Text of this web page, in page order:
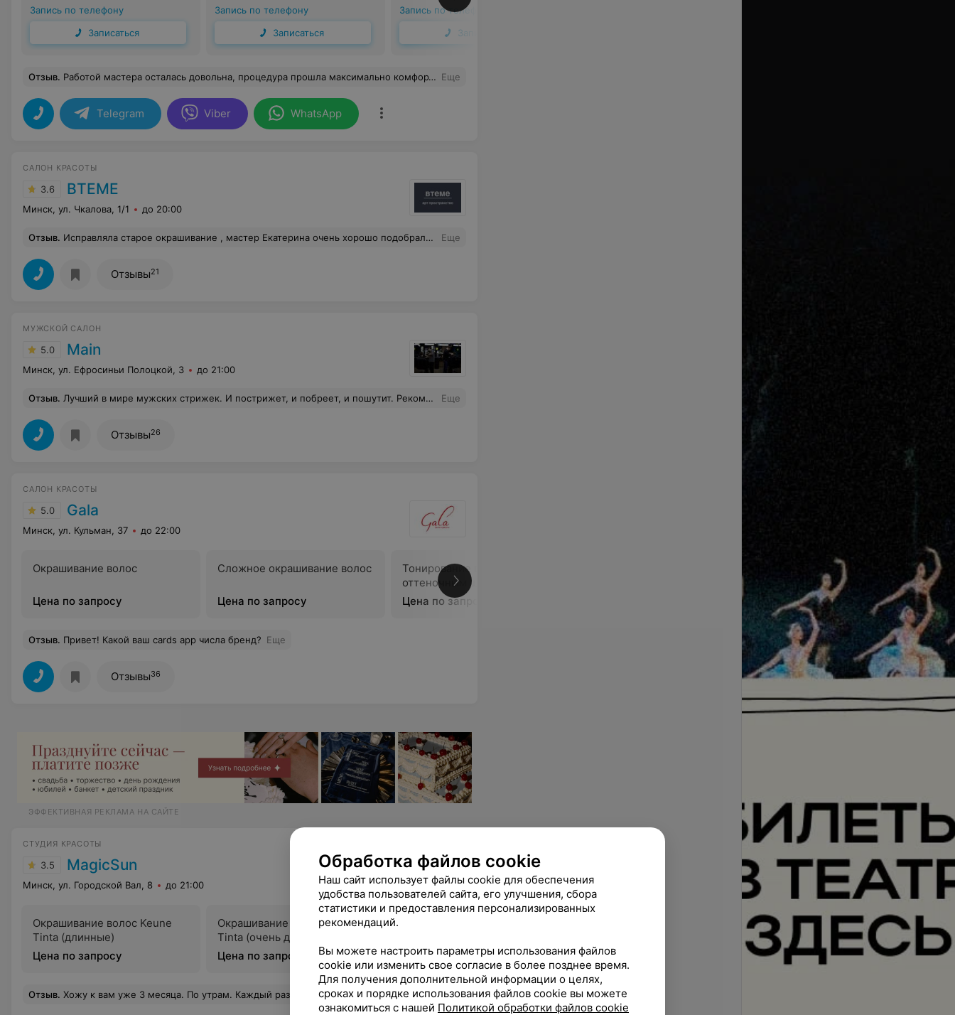
Запись по телефону
Записаться
Запись по телефону
Записаться
Запись по телефону
Записаться
Отзыв. Работой мастера осталась довольна, процедура прошла максимально комфортно, все пожелания Валентиной были учтены Еще
Telegram Viber WhatsApp
САЛОН КРАСОТЫ
3.6 ВТЕМЕ
Минск, ул. Чкалова, 1/1 до 20:00
Отзыв. Исправляла старое окрашивание , мастер Екатерина очень хорошо подобрала цвет . Хорошая атмосфера , приятная цена . Вернусь еще обязательно Еще
Отзывы21
МУЖСКОЙ САЛОН
5.0 Main
Минск, ул. Ефросиньи Полоцкой, 3 до 21:00
Отзыв. Лучший в мире мужских стрижек. И пострижет, и побреет, и пошутит. Рекомендую! Еще
Отзывы26
САЛОН КРАСОТЫ
5.0 Gala
Минск, ул. Кульман, 37 до 22:00
Окрашивание волос
Цена по запросу
Сложное окрашивание волос
Цена по запросу
Тонирование волос
оттеночным шампунем
Цена по запросу
Все цены
Отзыв. Привет! Какой ваш cards app числа бренд? Еще
Отзывы36
ЭФФЕКТИВНАЯ РЕКЛАМА НА САЙТЕ
СТУДИЯ КРАСОТЫ
3.5 MagicSun
Минск, ул. Городской Вал, 8 до 21:00
Окрашивание волос Keune
Tinta (длинные)
Цена по запросу
Окрашивание волос Keune
Tinta (очень длинные)
Цена по запросу
Цена по запросу
Цена по запросу
Окрашивание волос Loreal
(длинные)
Цена по запросу
Отзыв. Хожу к вам уже 3 месяца. По утрам. Каждый раз приходу в 9.45 и получаю скидку. Хотя она действует с 10.00. Сегодня утром администратор сказала, что скидки только с 10.00 - без проблем, правило, есть правило. В вертикальной кабинке было грязно. Когда работал солярий летали бумажки он нескольких стикеров и комочки пыли. На мое замечание почему так, администратор сказала «там сегодня никого не было» . Ну значит со вчера остались. Хорошо. И продолжила «ну мы посмотрим». Слова «извини», сожаления или минимального стыда за кабинку, за которую она отвечает - не было. На мое «до свидания» - молчание. Раз уж вы и ставите высокую планку салона красоты, то и сервис должен быть соответствующим. Никакого хамства и, тем более, грязного рабочего места не может быть. Научите сотрудников, если не добросовестно выполнять свои обязанности, то хотя бы уметь извиниться за свои оплошности. Еще
Обработка файлов cookie
Наш сайт использует файлы cookie для обеспечения
удобства пользователей сайта, его улучшения, сбора
статистики и предоставления персонализированных
рекомендаций.
Вы можете настроить параметры использования файлов
cookie или изменить свое согласие в более позднее время.
Для получения дополнительной информации о целях,
сроках и порядке использования файлов cookie вы можете
ознакомиться с нашей Политикой обработки файлов cookie